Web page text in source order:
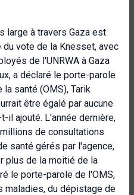
large à travers Gaza est
vote de la Knesset, avec
de l'UNRWA à Gaza
a déclaré le porte-parole
santé (OMS), Tarik
être égalé par aucune
il ajouté. L'année dernière,
de consultations
santé gérés par l'agence,
plus de la moitié de la
le porte-parole de l'OMS,
maladies, du dépistage de